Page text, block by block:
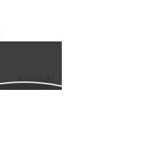
Keresés